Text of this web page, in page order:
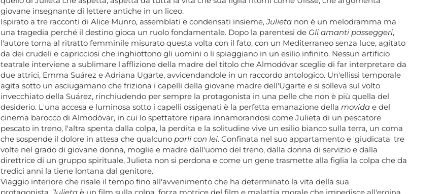
giovane insegnante di lettere antiche in un liceo.
Ispirato a tre racconti di Alice Munro, assemblati e condensati insieme,Julieta non è un melodramma ma
una tragedia perché il destino gioca un ruolo fondamentale. Dopo la parentesi de Gli amanti passeggeri,
l'autore torna al ritratto femminile misurato questa volta con il fato, con un Mediterraneo senza luce, agitato
da dei crudeli e capricciosi che inghiottono gli uomini o li spiaggiano in un esilio infinito. Nessun artificio
teatrale interviene a sublimare l'afflizione della madre del titolo che Almodóvar sceglie di far interpretare da
due attrici, Emma Suárez e Adriana Ugarte, avvicendandole in un raccordo antologico. Un'ellissi temporale
agita sotto un asciugamano che friziona i capelli della giovane madre dell'Ugarte e si solleva sul volto
invecchiato della Suárez, rinchiudendo per sempre la protagonista in una pelle che non è più quella del
desiderio. L'una accesa e luminosa sotto i capelli ossigenati è la perfetta emanazione dellamovida e del
cinema barocco di Almodóvar, in cui lo spettatore ripara innamorandosi come Julieta di un pescatore
pescato in treno, l'altra spenta dalla colpa, la perdita e la solitudine vive un esilio bianco sulla terra, un coma
che sospende il dolore in attesa che qualcunoparli con lei. Confinata nel suo appartamento e 'giudicata' tre
volte nel grado di giovane donna, moglie e madre dall'uomo del treno, dalla donna di servizio e dalla
direttrice di un gruppo spirituale, Julieta non si perdona e come un gene trasmette alla figlia la colpa che da
tredici anni la tiene lontana dal genitore.
Viaggio interiore che risale il tempo fino all'avvenimento che ha determinato la vita della sua